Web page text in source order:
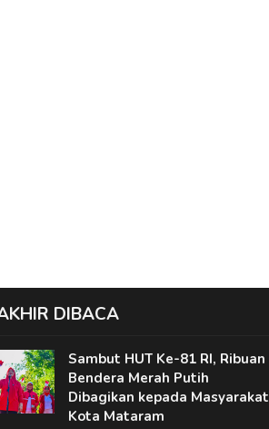
DIBACA
Sambut HUT Ke-81 RI, Ribuan
Bendera Merah Putih
Dibagikan kepada Masyarakat
Kota Mataram